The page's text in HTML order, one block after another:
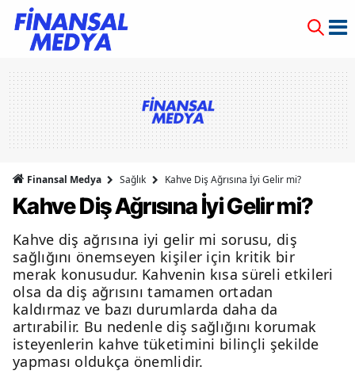
Finansal Medya Sağlık Kahve Diş Ağrısına İyi Gelir mi?
Kahve Diş Ağrısına İyi Gelir mi?
Kahve diş ağrısına iyi gelir mi sorusu, diş
sağlığını önemseyen kişiler için kritik bir
merak konusudur. Kahvenin kısa süreli etkileri
olsa da diş ağrısını tamamen ortadan
kaldırmaz ve bazı durumlarda daha da
artırabilir. Bu nedenle diş sağlığını korumak
isteyenlerin kahve tüketimini bilinçli şekilde
yapması oldukça önemlidir.